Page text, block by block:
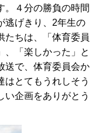
。４分の勝負の時間
逃げきり、2年生の
たちは、「体育委員
、「楽しかった」と
送で、体育委員会か
はとてもうれしそう
い企画をありがとう